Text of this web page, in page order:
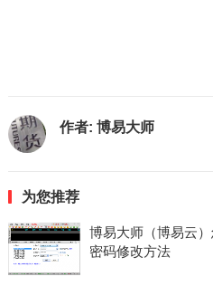
作者: 博易大师
为您推荐
博易大师（博易云
密码修改方法